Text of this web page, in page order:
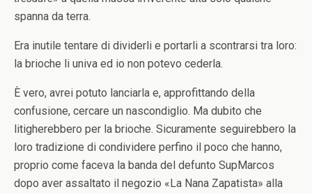
spanna da terra.
Era inutile tentare di dividerli e portarli a scontrarsi tra loro:
la brioche li univa ed io non potevo cederla.
È vero, avrei potuto lanciarla e, approfittando della
confusione, cercare un nascondiglio. Ma dubito che
litigherebbero per la brioche. Sicuramente seguirebbero la
loro tradizione di condividere perfino il poco che hanno,
proprio come faceva la banda del defunto SupMarcos
dopo aver assaltato il negozio «La Nana Zapatista» alla